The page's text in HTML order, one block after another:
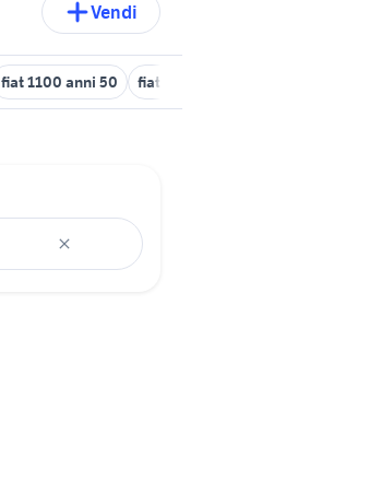
Vendi
fiat 1100 anni 50 fiat 1880 usato